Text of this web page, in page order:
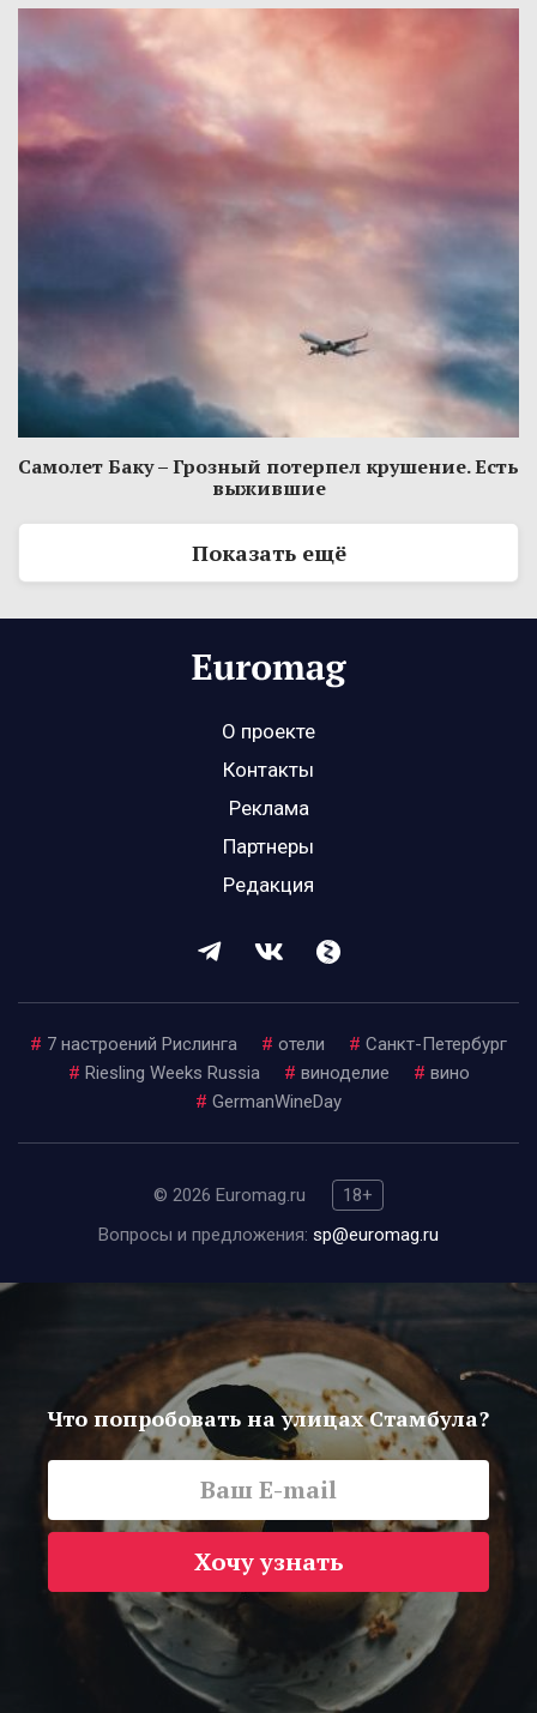
Самолет Баку – Грозный потерпел крушение. Есть
выжившие
Показать ещё
О проекте
Контакты
Реклама
Партнеры
Редакция
# 7 настроений Рислинга # отели # Санкт-Петербург
# Riesling Weeks Russia # виноделие # вино
# GermanWineDay
© 2026 Euromag.ru
18+
Вопросы и предложения: sp@euromag.ru
Что попробовать на улицах Стамбула?
Хочу узнать